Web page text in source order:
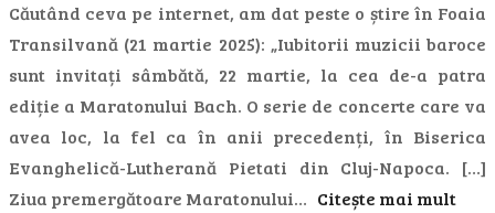
Căutând ceva pe internet, am dat peste o știre în Foaia
Transilvană (21 martie 2025): „Iubitorii muzicii baroce
sunt invitați sâmbătă, 22 martie, la cea de-a patra
ediție a Maratonului Bach. O serie de concerte care va
avea loc, la fel ca în anii precedenți, în Biserica
Evanghelică-Lutherană Pietati din Cluj-Napoca. […]
Ziua premergătoare Maratonului… Citește mai mult